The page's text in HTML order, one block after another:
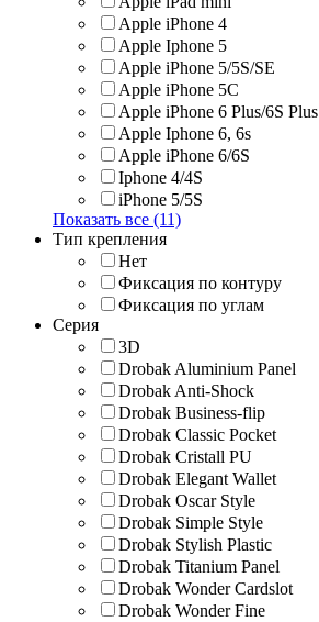
Apple iPhone 4
Apple Iphone 5
Apple iPhone 5/5S/SE
Apple iPhone 5C
Apple iPhone 6 Plus/6S Plus
Apple Iphone 6, 6s
Apple iPhone 6/6S
Iphone 4/4S
iPhone 5/5S
Показать все (11)
Тип крепления
Нет
Фиксация по контуру
Фиксация по углам
Серия
3D
Drobak Aluminium Panel
Drobak Anti-Shock
Drobak Business-flip
Drobak Classic Pocket
Drobak Cristall PU
Drobak Elegant Wallet
Drobak Oscar Style
Drobak Simple Style
Drobak Stylish Plastic
Drobak Titanium Panel
Drobak Wonder Cardslot
Drobak Wonder Fine